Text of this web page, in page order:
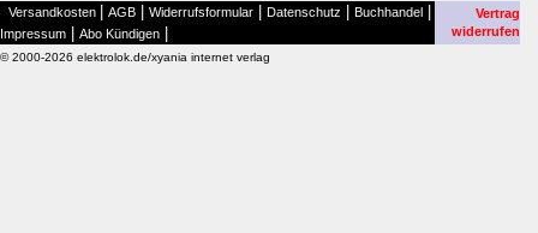
Versandkosten AGB Widerrufsformular Datenschutz Buchhandel
Impressum Abo Kündigen
Vertrag
widerrufen
© 2000-2026 elektrolok.de/xyania internet verlag